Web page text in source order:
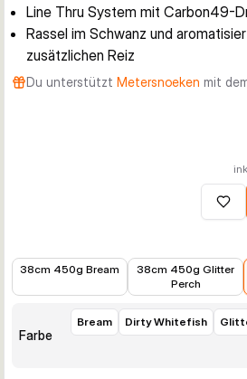
Line Thru System mit Carbon49-
Rassel im Schwanz und
zusätzlichen Reiz
Du unterstützt Metersnoeken mit
Zur
38cm 450g Bream
38cm 450g Glitter
Perch
Farbe
Bream Dirty Whitefish